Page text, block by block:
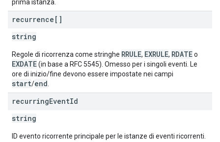
prima istanza.
recurrence[]
string
Regole di ricorrenza come stringhe RRULE, EXRULE, RDATEo
EXDATE(in base a RFC 5545). Omesso per i singoli eventi. Le
ore di inizio/fine devono essere impostate nei campi
start/end
recurringEventId
string
ID evento ricorrente principale per le istanze di eventi ricorrenti.